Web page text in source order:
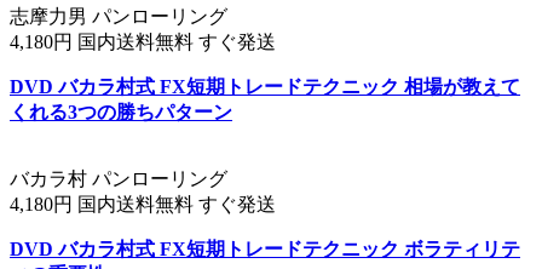
志摩力男 パンローリング
4,180円 国内送料無料 すぐ発送
DVD バカラ村式 FX短期トレードテクニック 相場が教えて
くれる3つの勝ちパターン
バカラ村 パンローリング
4,180円 国内送料無料 すぐ発送
DVD バカラ村式 FX短期トレードテクニック ボラティリテ